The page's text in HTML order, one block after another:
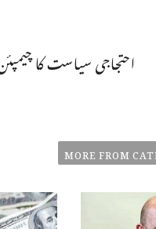
احتجاجی سیاست کا
MORE FROM